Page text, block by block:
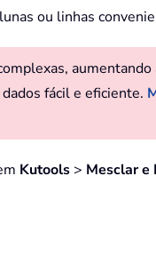
ou linhas
aumentando
fácil e eficiente.
Kutools > Mesclar e